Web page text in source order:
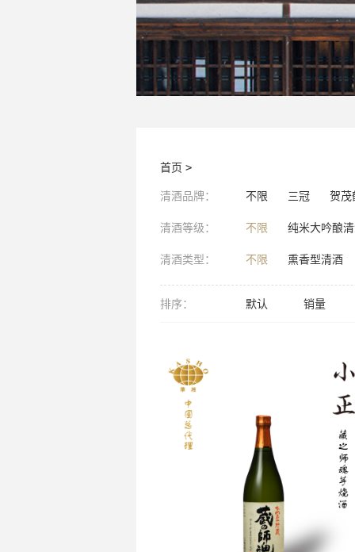
首页 >
清酒品牌： 不限 三冠 贺茂
清酒等级： 不限 纯米大吟酿
清酒类型： 不限 熏香型清酒
排序： 默认 销量